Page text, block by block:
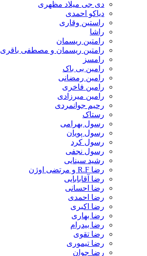
دی جی میلاد مظهری
دیاکو احمدی
راستین وقاری
راشا
رامتین ریسمان
رامتین ریسمان و مصطفی باقری
رامسز
رامین بی باک
رامین رمضانی
رامین فاخری
رامین میرزادی
رحیم جوانمردی
رستاک
رسول بهرامی
رسول پویان
رسول کرد
رسول نجفی
رشید سینایی
رضا R.F و مرتضی اوژن
رضا آقابابایی
رضا احسانی
رضا احمدی
رضا اکبری
رضا بهاری
رضا بیدرام
رضا تقوی
رضا تیموری
رضا جوان